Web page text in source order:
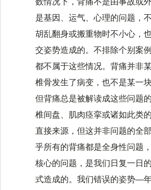
是基因、运气、心理的问题，
胡乱翻身或搬重物时不小心，
交姿势造成的。不排除个别案
都不属于这些情况。背痛并非
椎骨发生了病变，也不是某一
但背痛总是被解读成这些问题
椎间盘、肌肉痉挛或诸如此类
直接来源，但这并非问题的全
乎所有的背痛都是全身性问题
核心的问题，是我们日复一日
式造成的。我们错误的姿势—